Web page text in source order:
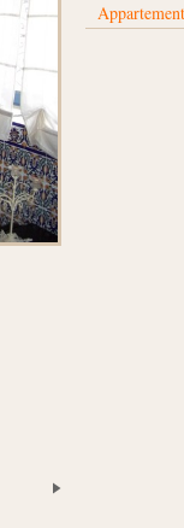
Appartement